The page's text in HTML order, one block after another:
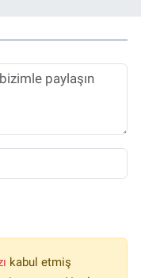
kabul etmiş